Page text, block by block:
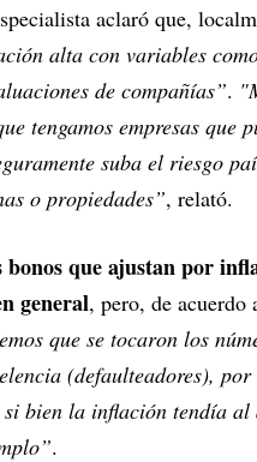
aclaró que,
alta con variables
de compañías”.
tengamos empresas que
suba el riesgo
o propiedades”, relató.
bonos que ajustan por
general, pero, de
que se tocaron los
(defaulteadores),
bien la inflación tendía
.